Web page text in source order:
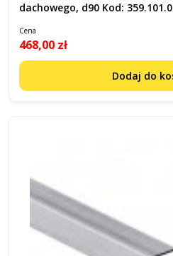
dachowego, d90 Kod:
Cena
468,00 zł
Dodaj do